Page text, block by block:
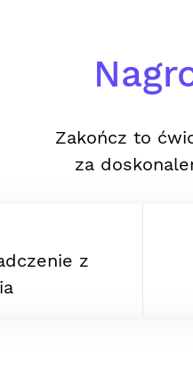
Zakończ to
za
z